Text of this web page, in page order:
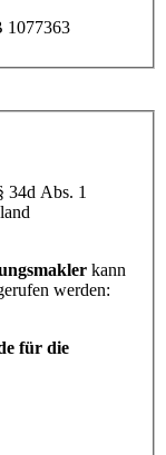
1077363
34d Abs. 1
kann
werden:
für die